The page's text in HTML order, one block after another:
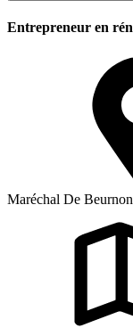
Entrepreneur en
Maréchal De